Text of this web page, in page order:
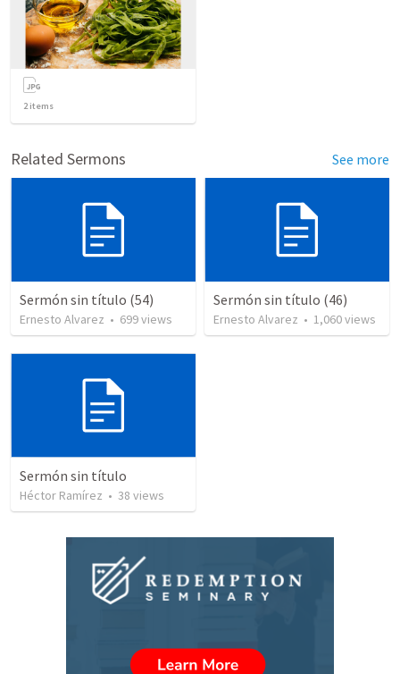
2items
Related Sermons See more
Sermón sin título (54)
Ernesto Alvarez • 699views
Sermón sin título (46)
Ernesto Alvarez • 1,060views
Sermón sin título
Héctor Ramírez • 38 views